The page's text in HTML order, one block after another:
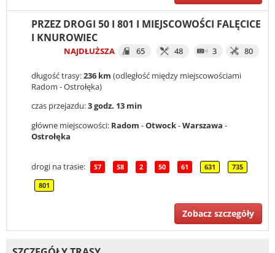
PRZEZ DROGI 50 I 801 I MIEJSCOWOŚCI FALĘCICE
I KNUROWIEC
NAJDŁUŻSZA 65 48 3 80
długość trasy:236 km (odległość między miejscowościami
Radom - Ostrołęka)
czas przejazdu:3 godz. 13 min
główne miejscowości: Radom -Otwock-Warszawa -
Ostrołęka
drogi na trasie: S7 S8 2 50 61 631 735
801
Zobacz szczegóły